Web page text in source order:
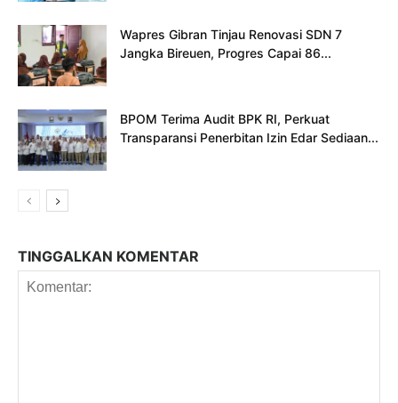
Wapres Gibran Tinjau Renovasi SDN 7
Jangka Bireuen, Progres Capai 86...
BPOM Terima Audit BPK RI, Perkuat
Transparansi Penerbitan Izin Edar Sediaan...
TINGGALKAN KOMENTAR